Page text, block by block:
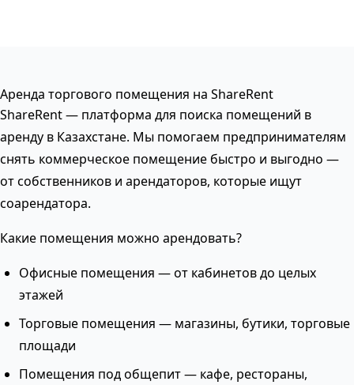
Аренда торгового помещения на ShareRent
ShareRent — платформа для поиска помещений в
аренду в Казахстане. Мы помогаем предпринимателям
снять коммерческое помещение быстро и выгодно —
от собственников и арендаторов, которые ищут
соарендатора.
Какие помещения можно арендовать?
Офисные помещения — от кабинетов до целых
этажей
Торговые помещения — магазины, бутики, торговые
площади
Помещения под общепит — кафе, рестораны,